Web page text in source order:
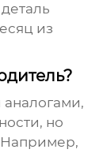
из
но
Например,